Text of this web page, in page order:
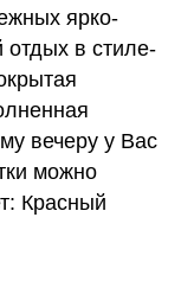
ярко-
отдых в стиле-
вечеру у Вас
можно
Красный